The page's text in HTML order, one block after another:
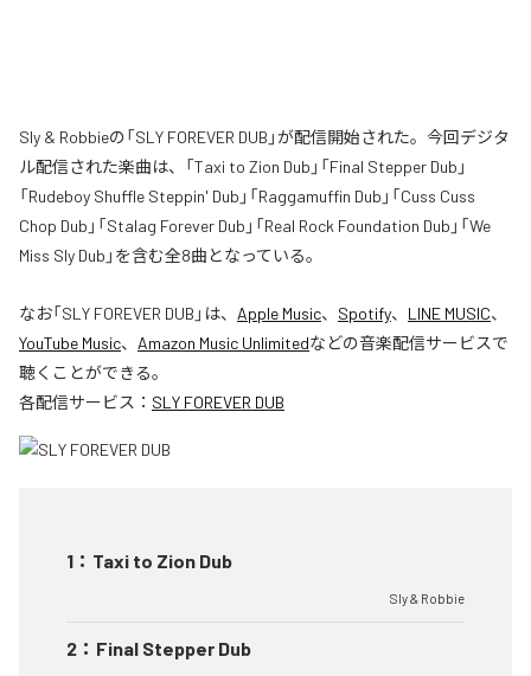
Sly & Robbieの「SLY FOREVER DUB」が配信開始された。今回デジタ
ル配信された楽曲は、「Taxi to Zion Dub」「Final Stepper Dub」
「Rudeboy Shuffle Steppin' Dub」「Raggamuffin Dub」「Cuss Cuss
Chop Dub」「Stalag Forever Dub」「Real Rock Foundation Dub」「We
Miss Sly Dub」を含む全8曲となっている。
なお「SLY FOREVER DUB 」は、 Apple Music、 Spotify、 LINE MUSIC、
YouTube Music、 Amazon Music Unlimitedなどの音楽配信サービスで
聴くことができる。
各配信サービス： SLY FOREVER DUB
1 ： Taxi to Zion Dub
Sly & Robbie
2 ： Final Stepper Dub